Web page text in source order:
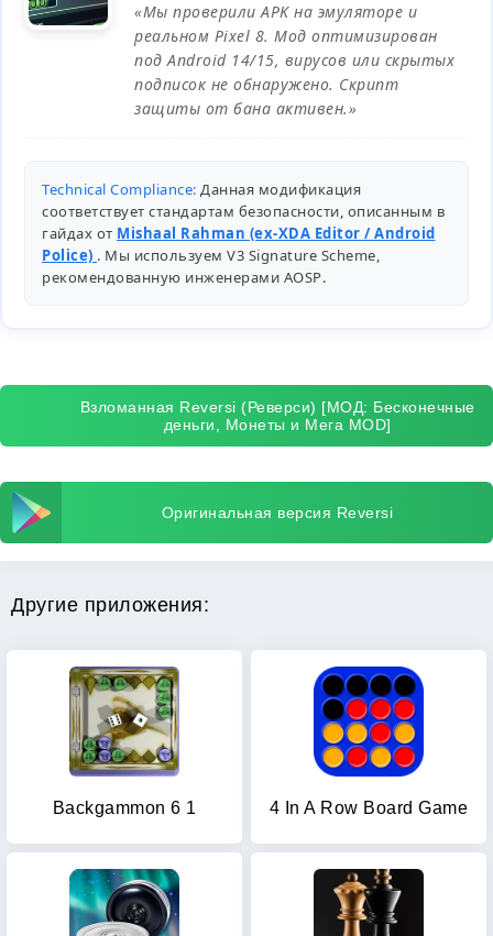
«Мы проверили APK на эмуляторе и
реальном Pixel 8. Мод оптимизирован
под Android 14/15, вирусов или скрытых
подписок не обнаружено. Скрипт
защиты от бана активен.»
Technical Compliance: Данная модификация
соответствует стандартам безопасности, описанным в
гайдах от Mishaal Rahman (ex-XDA Editor / Android
Police) . Мы используем V3 Signature Scheme,
рекомендованную инженерами AOSP.
Взломанная Reversi (Реверси) [МОД: Бесконечные
деньги, Монеты и Мега MOD]
Оригинальная версия Reversi
Другие приложения:
Backgammon 6 1 4 In A Row Board Game